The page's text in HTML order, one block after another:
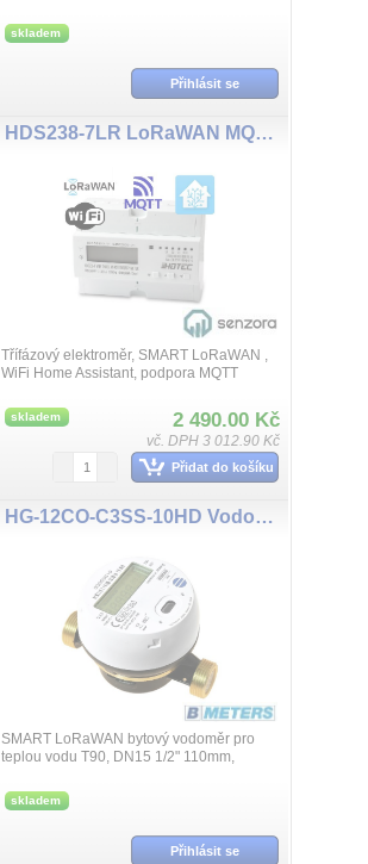
skladem
Přihlásit se
HDS238-7LR LoRaWAN MQTT, SENZORA WiFi třífázový elektroměr, 3X230/400V 80A, LCD display
Třífázový elektroměr, SMART LoRaWAN ,
WiFi Home Assistant, podpora MQTT
platforma, Tuya Energy, 3x230/400V
10(80A), přes...
skladem 2 490.00 Kč
vč. DPH 3 012.90 Kč
Přidat do košíku
HG-12CO-C3SS-10HD Vodoměr DN15, T30/90, 868MHZ LORAWAN
SMART LoRaWAN bytový vodoměr pro
teplou vodu T90, DN15 1/2" 110mm,
IoT, LCD displej počitadla, IP68, vnitřní
bateri...
skladem
Přihlásit se